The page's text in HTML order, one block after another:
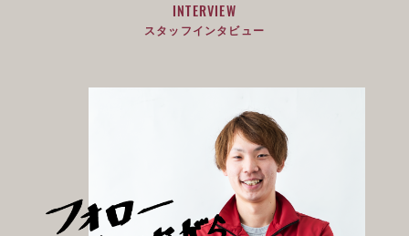
INTERVIEW
スタッフインタビュー